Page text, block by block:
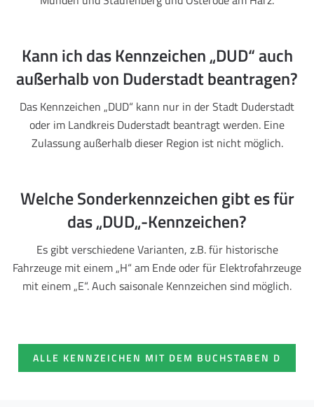
Kann ich das Kennzeichen „DUD“ auch
außerhalb von Duderstadt beantragen?
Das Kennzeichen „DUD“ kann nur in der Stadt Duderstadt
oder im Landkreis Duderstadt beantragt werden. Eine
Zulassung außerhalb dieser Region ist nicht möglich.
Welche Sonderkennzeichen gibt es für
das „DUD„-Kennzeichen?
Es gibt verschiedene Varianten, z.B. für historische
Fahrzeuge mit einem „H“ am Ende oder für Elektrofahrzeuge
mit einem „E“. Auch saisonale Kennzeichen sind möglich.
ALLE KENNZEICHEN MIT DEM BUCHSTABEN D